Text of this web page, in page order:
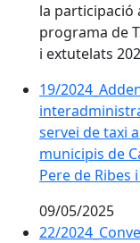
la participació
programa de
i extutelats
19/
servei de taxi
municipis de
Pere de Ribes
09/05/2025
22/